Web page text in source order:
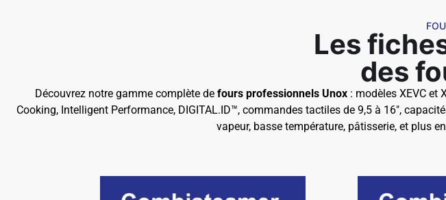
Les
des
Découvrez notre gamme complète de fours professionnels Unox: modèles XEVC et
Cooking, Intelligent Performance, DIGITAL.ID™, commandes tactiles de 9,5 à 16″,
vapeur, basse température, pâtisserie, et plus